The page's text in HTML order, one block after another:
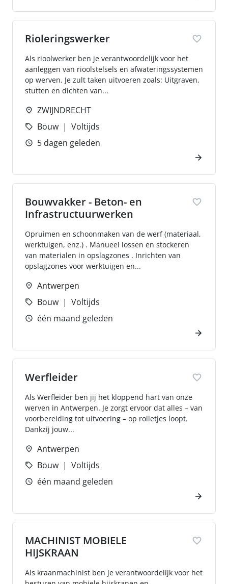
Rioleringswerker
Als rioolwerker ben je verantwoordelijk voor het
aanleggen van rioolstelsels en afwateringssystemen
op werven. Je zult taken uitvoeren zoals: Uitgraven,
stutten en dichten van...
ZWIJNDRECHT
Bouw
Voltijds
5 dagen geleden
Bouwvakker - Beton- en
Infrastructuurwerken
Opruimen en schoonmaken van de werf (materiaal,
werktuigen, enz.) . Manueel lossen en stockeren
van materialen in opslagzones . Inrichten van
opslagzones voor werktuigen en...
Antwerpen
Bouw
Voltijds
één maand geleden
Werfleider
Als Werfleider ben jij het kloppend hart van onze
werven in Antwerpen. Je zorgt ervoor dat alles – van
voorbereiding tot uitvoering – op rolletjes loopt.
Dankzij jouw...
Antwerpen
Bouw
Voltijds
één maand geleden
MACHINIST MOBIELE
HIJSKRAAN
Als kraanmachinist ben je verantwoordelijk voor het